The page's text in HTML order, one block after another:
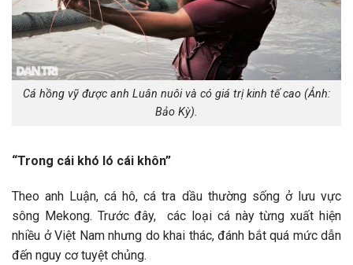
Cá hồng vỹ được anh Luân nuôi và có giá trị kinh tế cao (Ảnh:
Bảo Kỳ).
“Trong cái khó ló cái khôn”
Theo anh Luận, cá hô, cá tra dầu thường sống ở lưu vực
sông Mekong. Trước đây, các loại cá này từng xuất hiện
nhiều ở Việt Nam nhưng do khai thác, đánh bắt quá mức dẫn
đến nguy cơ tuyệt chủng.